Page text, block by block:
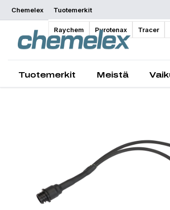
Chemelex Tuotemerkit
Raychem Pyrotenax Tracer
Tuotemerkit Meistä
Yleiskatsaus